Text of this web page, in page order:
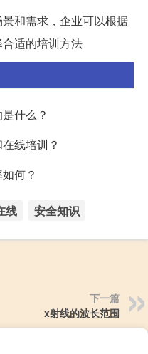
和需求，企业可以根据
适的培训方法
什么？
线培训？
何？
线 安全知识
下一篇
x射线的波长范围